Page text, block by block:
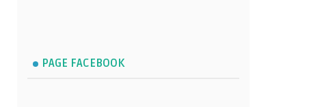
PAGE FACEBOOK